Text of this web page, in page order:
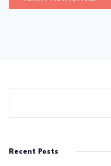
Recent Posts